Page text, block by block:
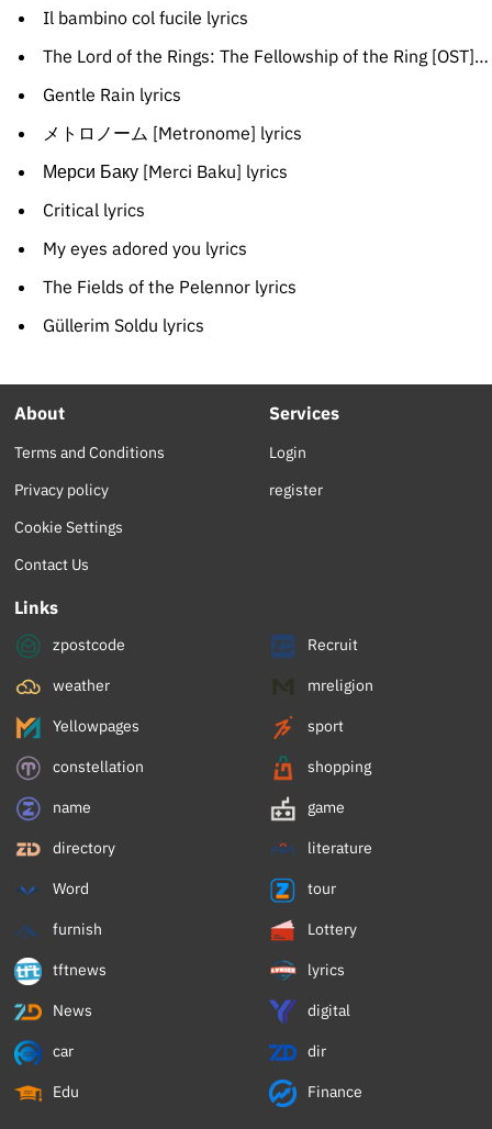
Il bambino col fucile lyrics
The Lord of the Rings: The Fellowship of the Ring [OST] - Lothlórien
Gentle Rain lyrics
メトロノーム [Metronome] lyrics
Мерси Баку [Merci Baku] lyrics
Critical lyrics
My eyes adored you lyrics
The Fields of the Pelennor lyrics
Güllerim Soldu lyrics
About
Terms and Conditions
Privacy policy
Cookie Settings
Contact Us
Services
Login
register
Links
zpostcode Recruit
weather mreligion
Yellowpages sport
constellation shopping
name game
directory literature
Word tour
furnish Lottery
tftnews lyrics
News digital
car dir
Edu Finance